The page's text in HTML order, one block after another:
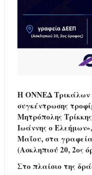
Η ΟΝΝΕΔ Τρικάλων
συγκέντρωσης
Μητρόπολης
Ιωάννης ο
Μαΐου, στα
(Ασκληπιού 20, 2ος
Στο πλαίσιο της